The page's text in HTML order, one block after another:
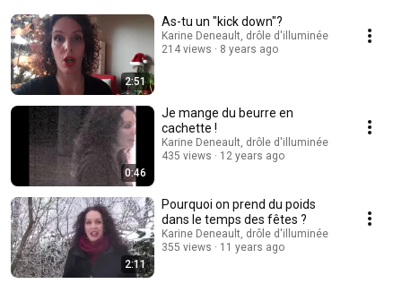
2:51
As-tu un "kick down"?
Karine Deneault, drôle d'illuminée
214 views
8 years ago
0:46
Je mange du beurre en
cachette !
Karine Deneault, drôle d'illuminée
435 views
12 years ago
2:11
Pourquoi on prend du poids
dans le temps des fêtes ?
Karine Deneault, drôle d'illuminée
355 views
11 years ago